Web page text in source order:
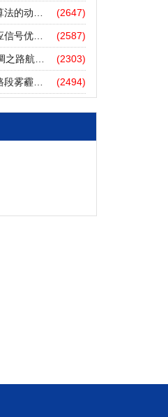
(2647)
快速公交预感应信号优先协调控制策略 (2587)
(2303)
高速公路平直路段雾霾天气下的IDM跟驰模型分析 (2494)